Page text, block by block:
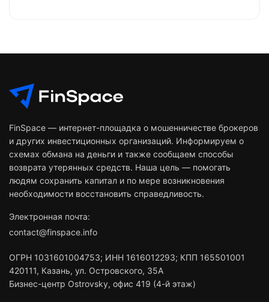
FinSpace — интернет-площадка о мошенничестве брокеров
и других инвестиционных организаций. Информируем о
схемах обмана на деньги и также сообщаем способы
возврата утерянных средств. Наша цель — помогать
людям сохранить капитал и по мере возникновения
необходимости восстановить справедливость.
Электронная почта:
contact@finspace.info
ОГРН 1031601004753; ИНН 1616012293; КПП 165501001
420111, Казань, ул. Островского, 35А
Бизнес-центр Ostrovsky, офис 419 (4-й этаж)